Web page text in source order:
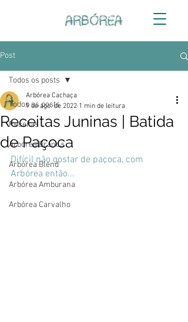
Post
Todos os posts
Receitas
Arbórea Branca
Arbórea Blend
Arbórea Amburana
Arbórea Carvalho
Todos os posts
Receitas Juninas | Batida
de Paçoca
Arbórea Cachaça
9 de ago. de 2022 1 min de leitura
Difícil não gostar de paçoca, com
Arbórea então...